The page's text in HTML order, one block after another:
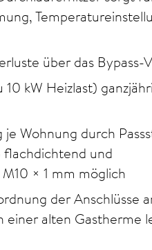
über das Bypass-
kW Heizlast)
Wohnung durch
flachdichtend und
× 1 mm möglich
der Anschlüsse
einer alten Gastherme